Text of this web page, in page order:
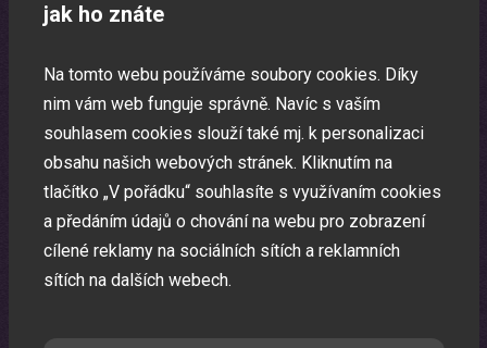
Program na firemní akci a firemní večírek na klíč
Zábavná akce na míru dle Vašeho přání.
jak ho znáte
Na tomto webu používáme soubory cookies. Díky
nim vám web funguje správně. Navíc s vaším
souhlasem cookies slouží také mj. k personalizaci
obsahu našich webových stránek. Kliknutím na
tlačítko „V pořádku“ souhlasíte s využívaním cookies
a předáním údajů o chování na webu pro zobrazení
cílené reklamy na sociálních sítích a reklamních
sítích na dalších webech.